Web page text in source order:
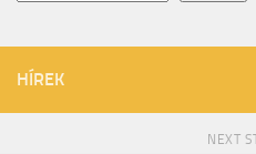
HÍREK
NEXT